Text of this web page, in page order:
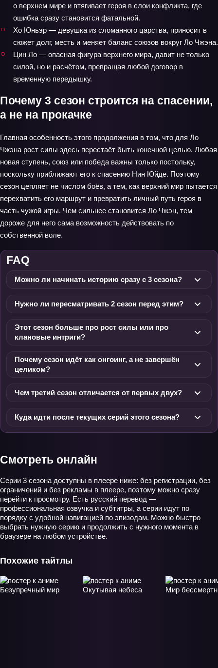
о верхнем мире и втягивает героя в слои конфликта, где
ошибка сразу становится фатальной.
Хо Юньэр — девушка из сломанного царства, приносит в
сюжет долг, месть и меняет баланс союзов вокруг Ло Чжэна.
Цин Ло — опасная фигура верхнего мира, давит не только
силой, но и расчётом, превращая любой договор в
временную передышку.
Почему 3 сезон строится на спасении,
а не на прокачке
Главная особенность этого продолжения в том, что для Ло
Чжэна рост силы здесь перестаёт быть конечной целью. Любая
новая ступень, союз или победа важны только постольку,
поскольку приближают его к спасению Нин Юйде. Поэтому
сезон цепляет не числом боёв, а тем, как верхний мир пытается
перехватить его маршрут и превратить личный путь героя в
часть чужой игры. Чем сильнее становится Ло Чжэн, тем
дороже для него сама возможность действовать по
собственной воле.
FAQ
Можно ли начинать историю сразу с 3 сезона?
Нужно ли пересматривать 2 сезон перед этим?
Этот сезон больше про рост силы или про
клановые интриги?
Почему сезон идёт как онгоинг, а не завершён
целиком?
Чем третий сезон отличается от первых двух?
Куда идти после текущих серий этого сезона?
Смотреть онлайн
Серии 3 сезона доступны в плеере ниже: без регистрации, без
ограничений и без рекламы в плеере, поэтому можно сразу
перейти к просмотру. Есть русский перевод —
профессиональная озвучка и субтитры, а серии идут по
порядку с удобной навигацией по эпизодам. Можно быстро
выбрать нужную серию и продолжить с нужного момента в
браузере на любом устройстве.
Похожие тайтлы